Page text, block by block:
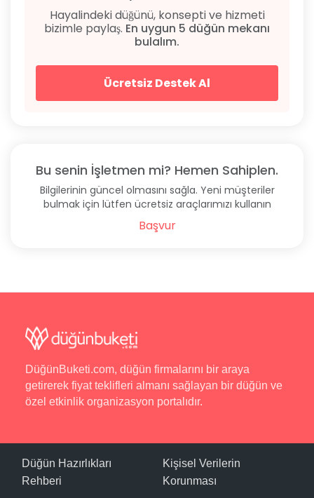
Hayalindeki düğünü, konsepti ve hizmeti
bizimle paylaş. En uygun 5 düğün mekanı
bulalım.
Ücretsiz Destek Al
Bu senin İşletmen mi? Hemen Sahiplen.
Bilgilerinin güncel olmasını sağla. Yeni müşteriler
bulmak için lütfen ücretsiz araçlarımızı kullanın
Başvur
DüğünBuketi.com, düğün firmalarını bir araya
getirerek fiyat teklifleri almanı sağlayan bir düğün ve
özel etkinlik organizasyon portalıdır.
Düğün Hazırlıkları
Rehberi
Kişisel Verilerin
Korunması